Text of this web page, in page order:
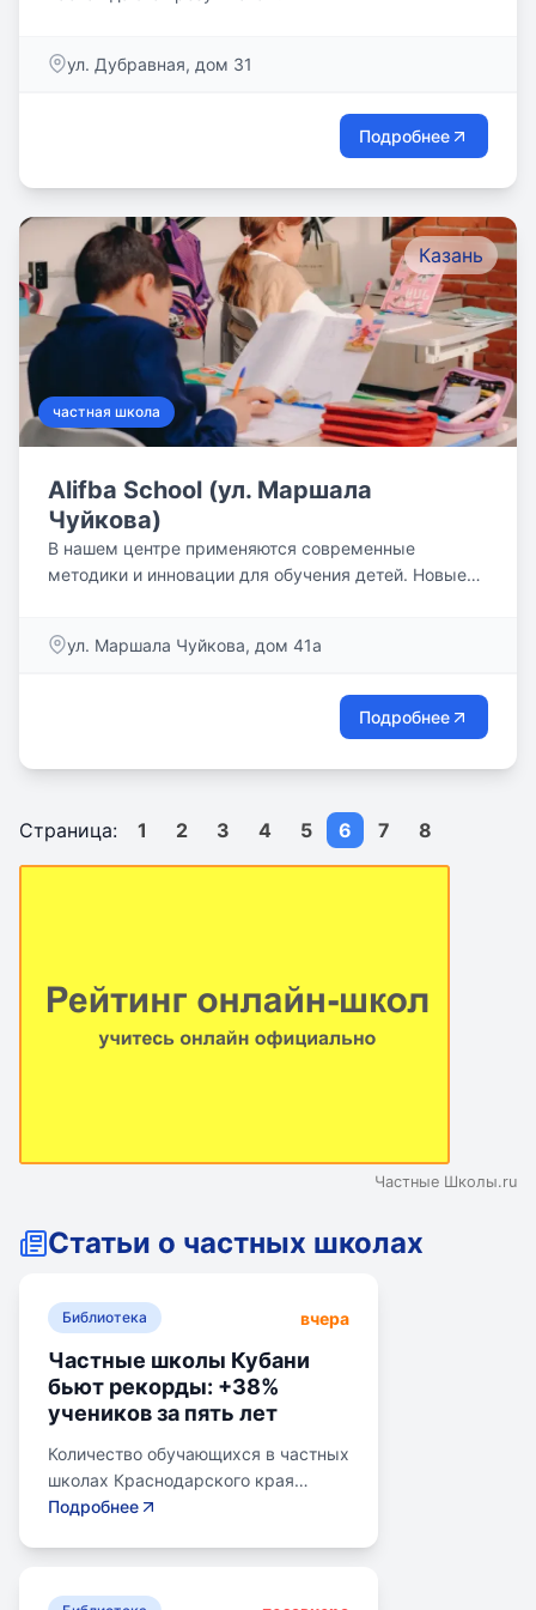
ул. Дубравная, дом 31
Подробнее
Казань
частная школа
Alifba School (ул. Маршала
Чуйкова)
В нашем центре применяются современные
методики и инновации для обучения детей.⁣⁣ Новые
ул. Маршала Чуйкова, дом 41a
Подробнее
Страница: 1 2 3 4 5 6 7 8
Частные Школы.ru
Статьи о частных школах
Библиотека вчера
Частные школы Кубани
бьют рекорды: +38%
учеников за пять лет
Количество обучающихся в частных
школах Краснодарского края
выросло на 38% за последние пять
Подробнее